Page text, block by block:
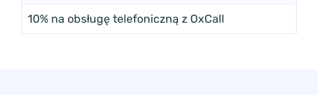
10% na obsługę telefoniczną z OxCall